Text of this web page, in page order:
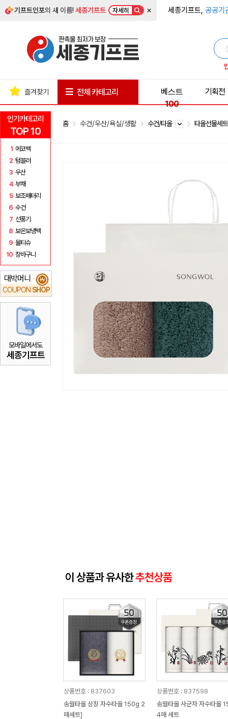
기프트인포의 새 이름!세종기프트 자세히 × 세종기프트, 공공기
인기카테고리
TOP 10
1 에코백
2 텀블러
3 우산
4 부채
5 보조배터리
6 수건
7 선풍기
8 보온보냉백
9 물티슈
10 장바구니
대박머니
COUPON SHOP
₩
모바일에서도
세종기프트
즐겨찾기 전체 카테고리
베스트
100
기획전
홈 수건/우산/욕실/생활 수건/타올 타올선물세
이 상품과 유사한추천상품
상품번호 : 837603
송월타올 상장 자수타올 150g 2
매세트]
상품번호 : 837598
송월타올 사군자 자수타올
4매 세트